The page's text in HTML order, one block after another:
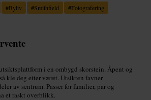
#Byliv #Smithfield #Fotografering
i en ombygd skorstein. Åpent og
kle deg etter været. Utsikten favner
av sentrum. Passer for familier, par og
et raskt overblikk.